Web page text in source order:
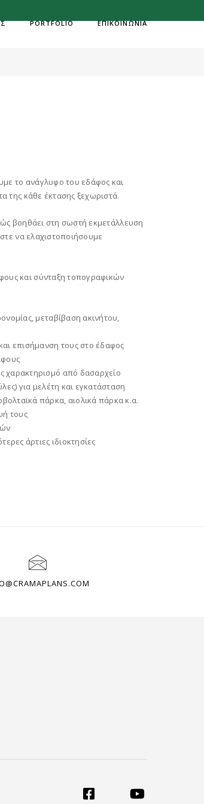
PORTFOLIO ΕΠΙΚΟΙΝΩΝΙΑ
το ανάγλυφο του εδάφος και
της κάθε έκτασης ξεχωριστά.
βοηθάει στη σωστή εκμετάλλευση
να ελαχιστοποιήσουμε
και σύνταξη τοπογραφικών
μεταβίβαση ακινήτου,
επισήμανση τους στο έδαφος
χαρακτηρισμό από δασαρχείο
για μελέτη και εγκατάσταση
πάρκα, αιολικά πάρκα κ.α.
τους
άρτιες ιδιοκτησίες